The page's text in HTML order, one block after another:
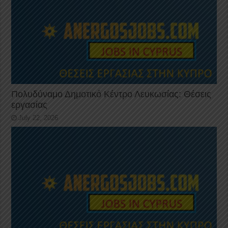
Πολυδύναμο Δημοτικό Κέντρο Λευκωσίας: Θέσεις
εργασίας
July 22, 2026